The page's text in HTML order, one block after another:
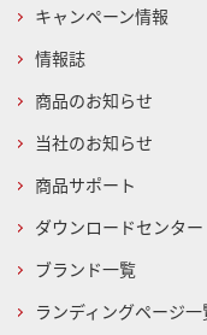
キャンペーン情報
情報誌
商品のお知らせ
当社のお知らせ
商品サポート
ダウンロードセンター
ブランド一覧
ランディングページ一